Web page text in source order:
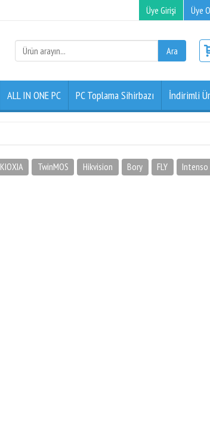
Üye Girişi Üye
ALL IN ONE PC PC Toplama Sihirbazı İndirimli
KIOXIA TwinMOS Hikvision Bory FLY Intenso